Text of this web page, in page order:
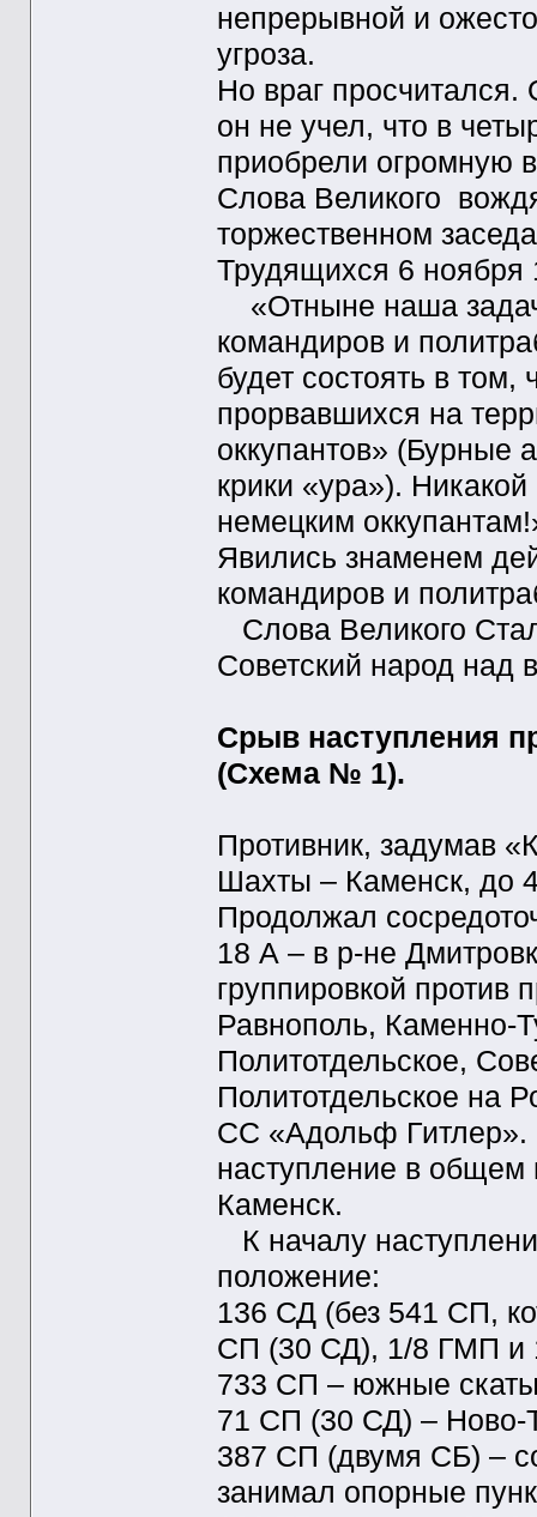
непрерывной и
угроза.
Но враг просчитался.
он не учел, что в
приобрели огромную
Слова Великого
торжественном
Трудящихся 6 ноября
«Отныне наша
командиров и
будет состоять в том,
прорвавшихся на
оккупантов» (Бурные
крики «ура»).
немецким
Явились знаменем
командиров и
Слова Великого
Советский народ над
Срыв наступления
(Схема № 1).
Противник, задумав
Шахты – Каменск, до
Продолжал
18 А – в р-не
группировкой против
Равнополь, Каменно-
Политотдельское,
Политотдельское на
СС «Адольф Гитлер».
наступление в общем
Каменск.
К началу
положение:
136 СД (без 541 СП,
СП (30 СД), 1/8 ГМП и
733 СП – южные
71 СП (30 СД) – Ново-
387 СП (двумя СБ) –
занимал опорные